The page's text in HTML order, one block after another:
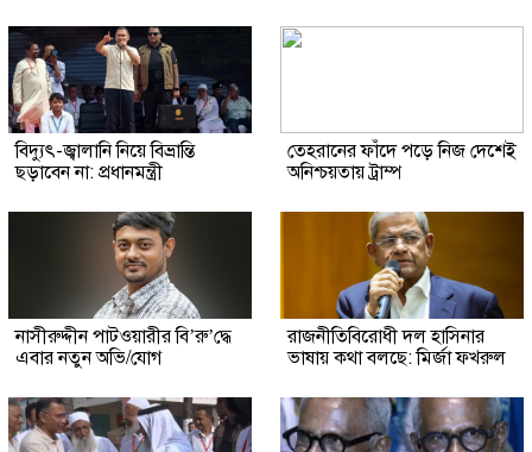
বিদ্যুৎ-জ্বালানি নিয়ে বিভ্রান্তি
ছড়াবেন না: প্রধানমন্ত্রী
তেহরানের ফাঁদে পড়ে নিজ দেশেই
অনিশ্চয়তায় ট্রাম্প
নাসীরুদ্দীন পাটওয়ারীর বি’রু’দ্ধে
এবার নতুন অভি/যোগ
রাজনীতিবিরোধী দল হাসিনার
ভাষায় কথা বলছে: মির্জা ফখরুল